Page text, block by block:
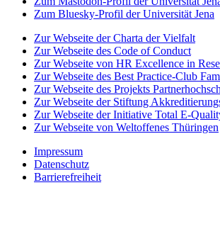
Zum Bluesky-Profil der Universität Jena
Zur Webseite der Charta der Vielfalt
Zur Webseite des Code of Conduct
Zur Webseite von HR Excellence in
Zur Webseite des Best Practice-Club
Zur Webseite des Projekts
Zur Webseite der Stiftung
Zur Webseite der Initiative Total E-
Zur Webseite von Weltoffenes Thüringen
Impressum
Datenschutz
Barrierefreiheit